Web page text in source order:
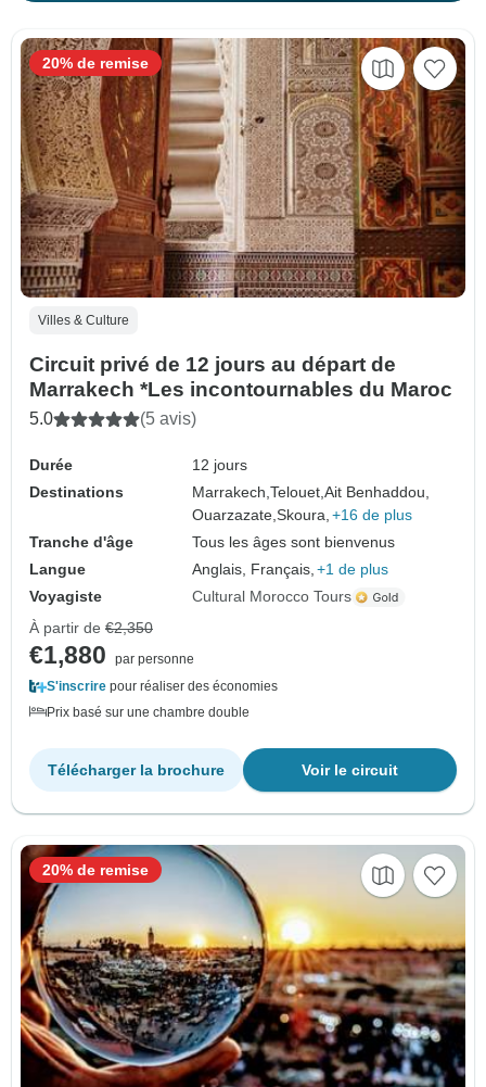
Villes & Culture
Circuit privé de 12 jours au départ de
Marrakech *Les incontournables du Maroc
5.0 (5 avis)
Durée
12 jours
Destinations
Marrakech,Telouet,Ait Benhaddou,
Ouarzazate,Skoura, +16 de plus
Tranche d'âge
Tous les âges sont bienvenus
Langue
Anglais, Français, +1 de plus
Voyagiste
Cultural Morocco Tours
20% de remise
À partir de €2,350
€1,880
par personne
S'inscrire pour réaliser des économies
Prix basé sur une chambre double
Voir le circuit
Télécharger la brochure
20% de remise